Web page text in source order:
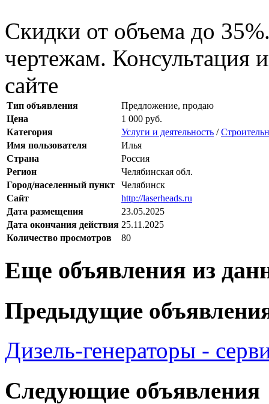
Скидки от объема до
чертежам. Консультация
сайте
Тип объявления
Предложение, продаю
Цена
1 000 руб.
Категория
Услуги и деятельность /
Имя пользователя
Илья
Страна
Россия
Регион
Челябинская обл.
Город/населенный пункт
Челябинск
Сайт
http://laserheads.ru
Дата размещения
23.05.2025
Дата окончания действия 25.11.2025
Количество просмотров
80
Еще объявления из
Предыдущие
Дизель-генераторы -
Следующие объявления